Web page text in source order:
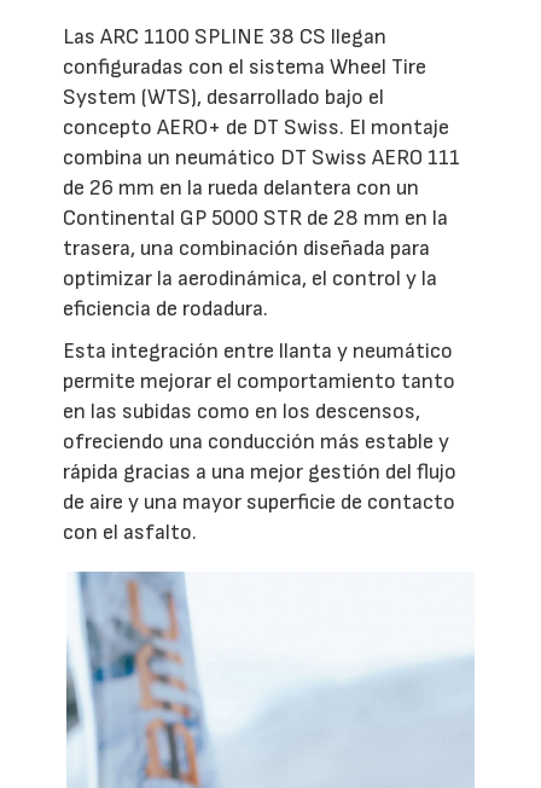
Las ARC 1100 SPLINE 38 CS llegan
configuradas con el sistema Wheel Tire
System (WTS), desarrollado bajo el
concepto AERO+ de DT Swiss. El montaje
combina un neumático DT Swiss AERO 111
de 26 mm en la rueda delantera con un
Continental GP 5000 STR de 28 mm en la
trasera, una combinación diseñada para
optimizar la aerodinámica, el control y la
eficiencia de rodadura.
Esta integración entre llanta y neumático
permite mejorar el comportamiento tanto
en las subidas como en los descensos,
ofreciendo una conducción más estable y
rápida gracias a una mejor gestión del flujo
de aire y una mayor superficie de contacto
con el asfalto.